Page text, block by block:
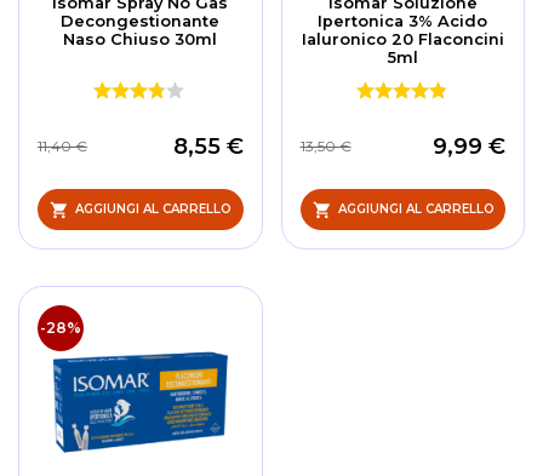
Decongestionante
Naso Chiuso 30ml
8,55 €
11,40 €
AGGIUNGI AL CARRELLO
Ipertonica 3% Acido
Ialuronico 20 Flaconcini
5ml
9,99 €
13,50 €
AGGIUNGI AL CARRELLO
-28%